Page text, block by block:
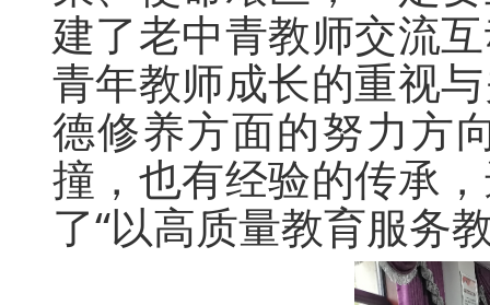
建了老中青教师交流
青年教师成长的重视
德修养方面的努力方
撞，也有经验的传承
了“以高质量教育服务